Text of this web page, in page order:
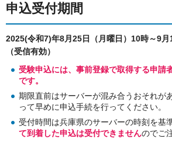
申込受付期間
2025(令和7)年8月25日（月曜日）10時～9
（受信有効）
受験申込には、事前登録で取得する申請
です。
期限直前はサーバーが混み合うおそれが
って早めに申込手続を行ってください。
受付時間は兵庫県のサーバーの時刻を基
て到着した申込は受付できませんのでご